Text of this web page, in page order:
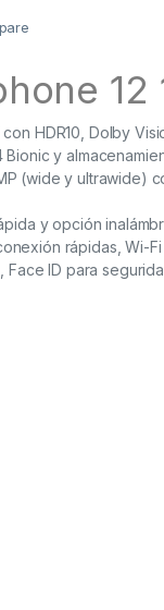
12
con HDR10, Dolby
y
(wide y ultrawide)
y opción
rápidas, Wi-Fi
Face ID para